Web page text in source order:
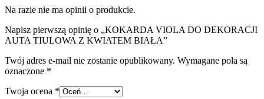
Na razie nie ma opinii o produkcie.
Napisz pierwszą opinię o „KOKARDA VIOLA DO DEKORACJI
AUTA TIULOWA Z KWIATEM BIAŁA”
Twój adres e-mail nie zostanie opublikowany. Wymagane pola są
oznaczone *
Twoja ocena *